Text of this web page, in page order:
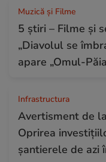
Muzică și Filme
5 știri – Filme și
„Diavolul se
apare „Omul-
Infrastructura
Avertisment de
Oprirea
șantierele de azi